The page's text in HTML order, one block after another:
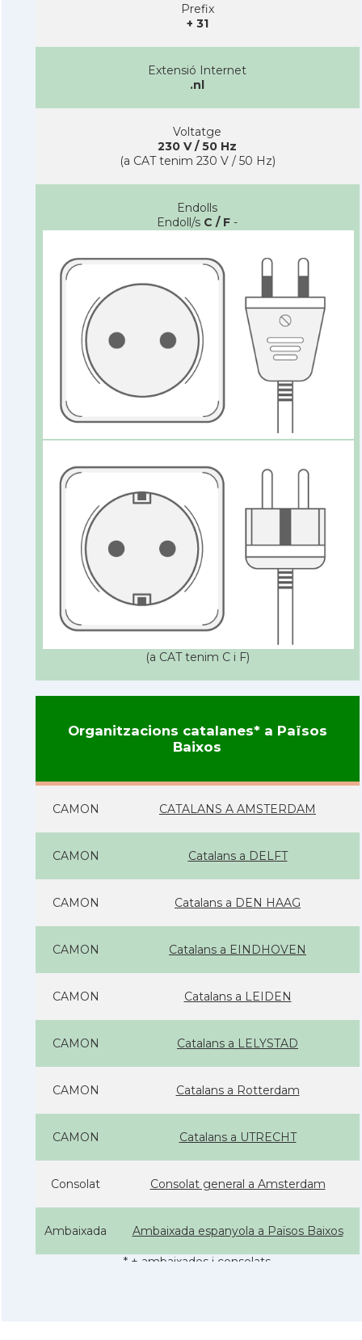
Prefix
+ 31
Extensió Internet
.nl
Voltatge
230 V / 50 Hz
(a CAT tenim 230 V / 50 Hz)
Endolls
Endoll/s C / F -
(a CAT tenim C i F)
Organitzacions catalanes* a Països
Baixos
CAMON CATALANS A AMSTERDAM
CAMON Catalans a DELFT
CAMON Catalans a DEN HAAG
CAMON Catalans a EINDHOVEN
CAMON Catalans a LEIDEN
CAMON Catalans a LELYSTAD
CAMON Catalans a Rotterdam
CAMON Catalans a UTRECHT
Consolat Consolat general a Amsterdam
Ambaixada Ambaixada espanyola a Països Baixos
* + ambaixades i consolats